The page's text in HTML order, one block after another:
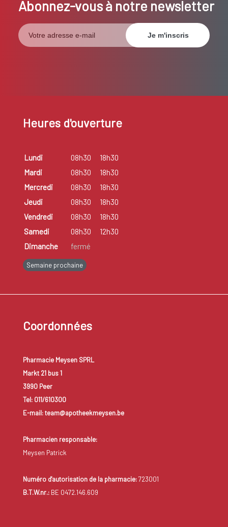
Abonnez-vous à notre newsletter
Heures d'ouverture
Lundi 08h30
18h30
Mardi
08h30
18h30
Mercredi
08h30
18h30
Jeudi
08h30
18h30
Vendredi
08h30
18h30
Samedi
08h30
12h30
Dimanche
fermé
Semaine prochaine
Coordonnées
Pharmacie Meysen SPRL
Markt 21 bus 1
3990 Peer
Tel: 011/610300
E-mail: team@apotheekmeysen.be
Pharmacien responsable:
Meysen Patrick
Numéro d'autorisation de la pharmacie:723001
B.T.W.nr.:BE 0472.146.609